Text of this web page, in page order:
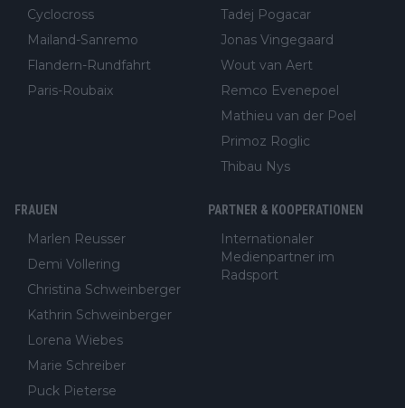
Cyclocross
Mailand-Sanremo
Flandern-Rundfahrt
Paris-Roubaix
Tadej Pogacar
Jonas Vingegaard
Wout van Aert
Remco Evenepoel
Mathieu van der Poel
Primoz Roglic
Thibau Nys
FRAUEN
Marlen Reusser
Demi Vollering
Christina Schweinberger
Kathrin Schweinberger
Lorena Wiebes
Marie Schreiber
Puck Pieterse
PARTNER & KOOPERATIONEN
Internationaler
Medienpartner im
Radsport